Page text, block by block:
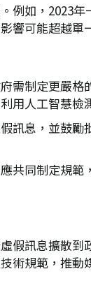
例如，2023
響可能超越單
需制定更嚴
人工智慧檢
息，並鼓
共同制定規
假訊息擴散
術規範，推